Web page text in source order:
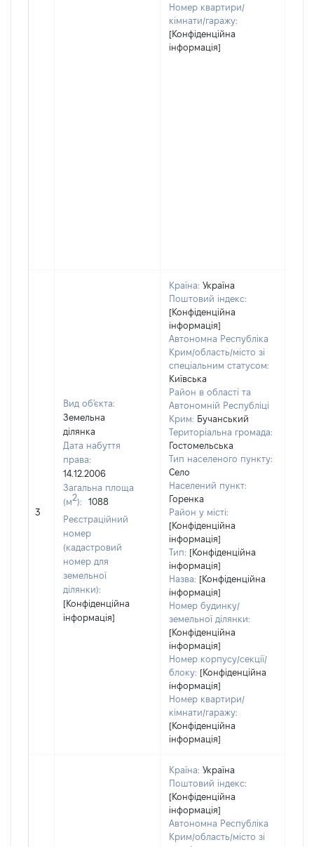
Номер квартири/
кімнати/гаражу:
[Конфіденційна
інформація]
3
Вид об'єкта:
Земельна
ділянка
Дата набуття
права:
14.12.2006
Загальна площа
(м2):
1088
Реєстраційний
номер
(кадастровий
номер для
земельної
ділянки):
[Конфіденційна
інформація]
Країна: Україна
Поштовий індекс:
[Конфіденційна
інформація]
Автономна Республіка
Крим/область/місто зі
спеціальним статусом:
Київська
Район в області та
Автономній Республіці
Крим: Бучанський
Територіальна громада:
Гостомельська
Тип населеного пункту:
Село
Населений пункт:
Горенка
Район у місті:
[Конфіденційна
інформація]
Тип: [Конфіденційна
інформація]
Назва: [Конфіденційна
інформація]
Номер будинку/
земельної ділянки:
[Конфіденційна
інформація]
Номер корпусу/секції/
блоку: [Конфіденційна
інформація]
Номер квартири/
кімнати/гаражу:
[Конфіденційна
інформація]
Країна: Україна
Поштовий індекс:
[Конфіденційна
інформація]
Автономна Республіка
Крим/область/місто зі